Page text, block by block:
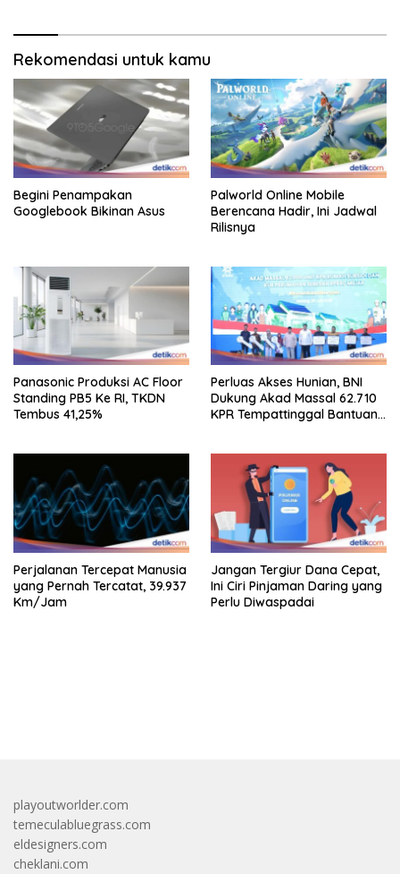
Rekomendasi untuk kamu
Begini Penampakan
Googlebook Bikinan Asus
Palworld Online Mobile
Berencana Hadir, Ini Jadwal
Rilisnya
Panasonic Produksi AC Floor
Standing PB5 Ke RI, TKDN
Tembus 41,25%
Perluas Akses Hunian, BNI
Dukung Akad Massal 62.710
KPR Tempattinggal Bantuan
Perjalanan Tercepat Manusia
yang Pernah Tercatat, 39.937
Km/Jam
Jangan Tergiur Dana Cepat,
Ini Ciri Pinjaman Daring yang
Perlu Diwaspadai
playoutworlder.com
temeculabluegrass.com
eldesigners.com
cheklani.com